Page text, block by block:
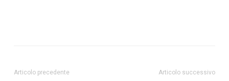
Articolo precedente Articolo successivo